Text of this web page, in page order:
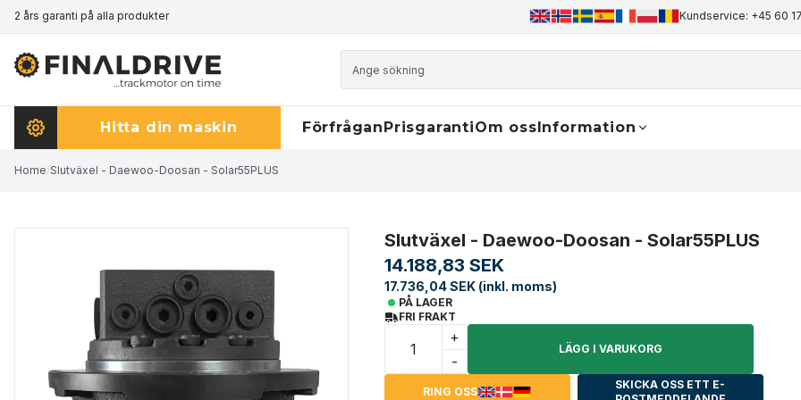
2 års garanti på alla produkterPrismatch - klicka här för att läsa mer +45 60 17 81 50 info@finaldrive-trackmotors.com WhatsApp
Kundservice: +45 60
Hitta din maskin FörfråganPrisgarantiOm ossInformation
Home/Slutväxel - Daewoo-Doosan - Solar55PLUS
Slutväxel - Daewoo-Doosan - Solar55PLUS
14.188,83 SEK
17.736,04 SEK (inkl. moms)
PÅ LAGER
FRI FRAKT
+
-
LÄGG I VARUKORG
RING OSS
SKICKA OSS ETT E-